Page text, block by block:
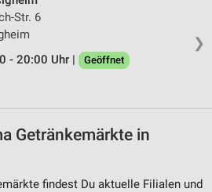
❯
Str. 6
- 20:00 Uhr |
Geöffnet
Getränkemärkte in
findest Du aktuelle Filialen und